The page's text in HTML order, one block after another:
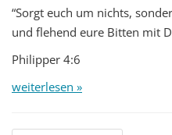
“Sorgt euch um nichts,
und flehend eure Bitten mit
Philipper 4:6
weiterlesen »